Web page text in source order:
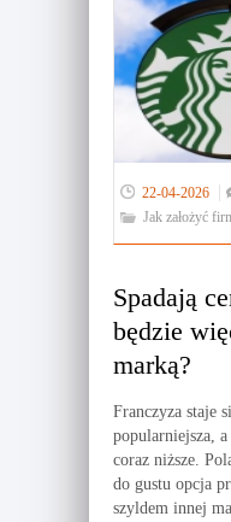
22-04-2026
Jak założyć
Spadają
będzie
marką?
Franczyza staje
popularniejsza,
coraz niższe.
do gustu opcja
szyldem innej